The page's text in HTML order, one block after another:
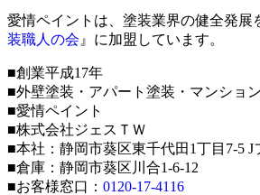
愛情ペイントは、塗装業界の健全発展
装職人の会 』に加盟しています。
■創業平成17年
■外壁塗装・アパート塗装・マンショ
■愛情ペイント
■株式会社ジェスＴＷ
■本社：静岡市葵区東千代田1丁目7-5 J
■倉庫：静岡市葵区川合1-6-12
■お客様窓口： 0120-17-4116